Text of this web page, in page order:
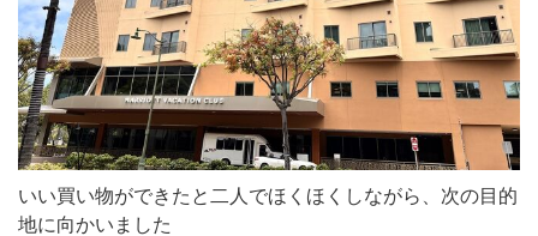
いい買い物ができたと二人でほくほくしながら、次の目的
地に向かいました